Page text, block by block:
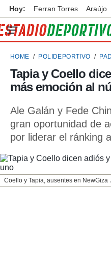
de
por
para
la
calidad.
a este
las
y
forma
digital
Hoy: Ferran Torres Araújo
HOME POLIDEPORTIVO
Tapia y Coello
más emoción al
Ale Galán y Fede
gran oportunidad de
por liderar el ránking
Coello y Tapia, ausentes en NewGiza